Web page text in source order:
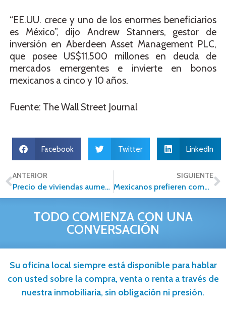
“EE.UU. crece y uno de los enormes beneficiarios
es México”, dijo Andrew Stanners, gestor de
inversión en Aberdeen Asset Management PLC,
que posee US$11.500 millones en deuda de
mercados emergentes e invierte en bonos
mexicanos a cinco y 10 años.
Fuente: The Wall Street Journal
Facebook Twitter LinkedIn
ANTERIOR
Precio de viviendas aumentó 7.42% en 4T2016
SIGUIENTE
Mexicanos prefieren comprar vivienda en pareja
TODO COMIENZA CON UNA
CONVERSACIÓN
Su oficina local siempre está disponible para hablar
con usted sobre la compra, venta o renta a través de
nuestra inmobiliaria, sin obligación ni presión.